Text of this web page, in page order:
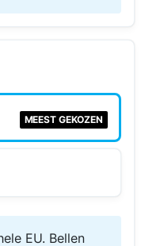
MEEST GEKOZEN
EU. Bellen